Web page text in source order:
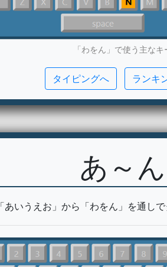
「わをん」で使う主なキ
タイピングへ ランキ
あ～ん
「あいうえお」から「わをん」を通し